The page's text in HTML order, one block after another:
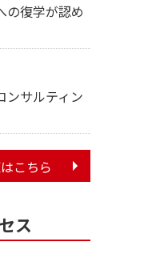
の復学が認め
ンサルティン
こちら
ス